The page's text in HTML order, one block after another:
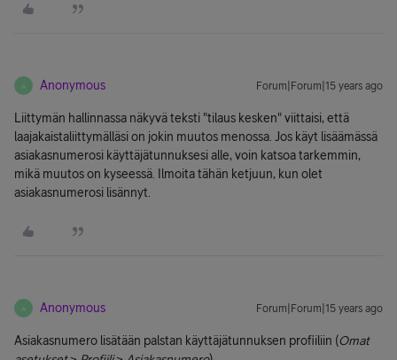
A Anonymous Forum|Forum|15 years ago
Liittymän hallinnassa näkyvä teksti "tilaus kesken" viittaisi, että
laajakaistaliittymälläsi on jokin muutos menossa. Jos käyt lisäämässä
asiakasnumerosi käyttäjätunnuksesi alle, voin katsoa tarkemmin,
mikä muutos on kyseessä. Ilmoita tähän ketjuun, kun olet
asiakasnumerosi lisännyt.
A Anonymous Forum|Forum|15 years ago
Asiakasnumero lisätään palstan käyttäjätunnuksen profiiliin (Omat